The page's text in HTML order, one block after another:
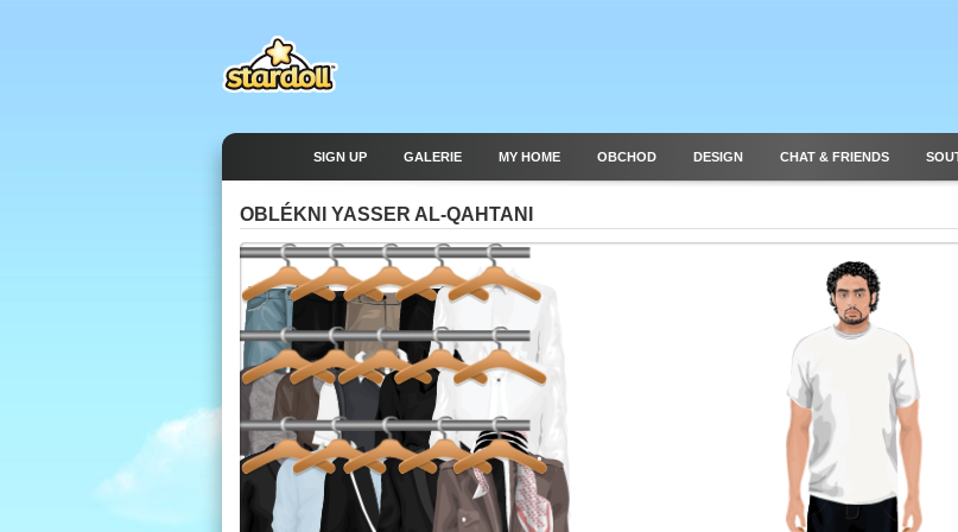
SIGN UP GALERIE MY HOME OBCHOD DESIGN CHAT & FRIENDS
OBLÉKNI YASSER AL-QAHTANI